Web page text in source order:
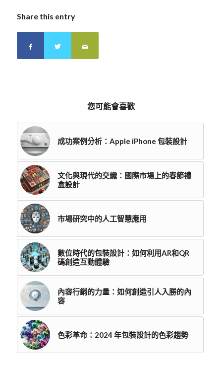
Share this entry
您可能會喜歡
成功案例分析：Apple iPhone 包裝設計
文化與現代的交織：國際市場上的春節禮
盒設計
市場研究中的人工智慧應用
數位時代的包裝設計：如何利用AR和QR
碼創造互動體驗
內容行銷的力量：如何創造引人入勝的內
容
色彩革命：2024 年包裝設計的色彩趨勢